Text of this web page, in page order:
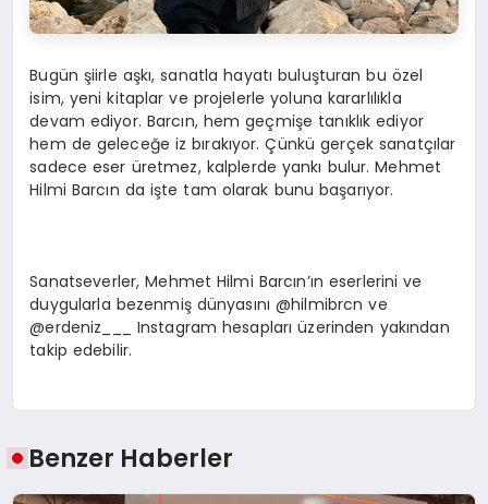
Bugün şiirle aşkı, sanatla hayatı buluşturan bu özel
isim, yeni kitaplar ve projelerle yoluna kararlılıkla
devam ediyor. Barcın, hem geçmişe tanıklık ediyor
hem de geleceğe iz bırakıyor. Çünkü gerçek sanatçılar
sadece eser üretmez, kalplerde yankı bulur. Mehmet
Hilmi Barcın da işte tam olarak bunu başarıyor.
Sanatseverler, Mehmet Hilmi Barcın’ın eserlerini ve
duygularla bezenmiş dünyasını @hilmibrcn ve
@erdeniz___ Instagram hesapları üzerinden yakından
takip edebilir.
Benzer Haberler